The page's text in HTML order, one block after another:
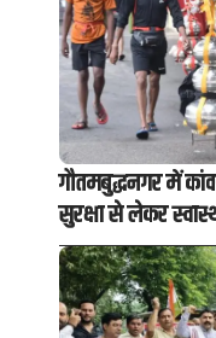
गौतमबुद्धनगर में
सुरक्षा से लेकर